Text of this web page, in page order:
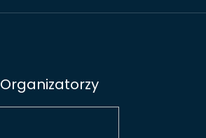
Organizatorzy